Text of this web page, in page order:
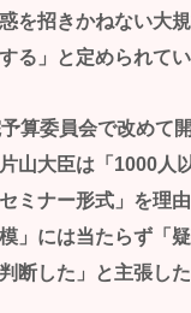
惑を招きかねない大
る」と定められてい
算委員会で改めて
山大臣は「1000人
ミナー形式」を理
」には当たらず「
断した」と主張した